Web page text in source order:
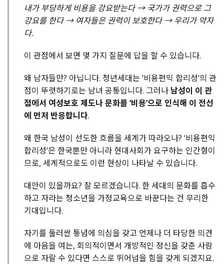
내가 부당하게 비용을 강요받는다 → 국가가 권력으로 그
강요를 한다 → 여자들은 권력이 보호한다 → 우리가 약자
다.
이 관점에서 보면 몇 가지 질문에 답을 할 수 있습니다.
왜 남자들만? 아닙니다. 청년세대는 ‘비용편익 합리성’의 관
점이 뚜렷하기로는 남녀 공통입니다. 그러나 남성이 이 관
점에서 여성보호 제도나 문화를 ‘비용’으로 인식해 이 전선
에 먼저 반응합니다.
왜 한국 남성이 선도한 흐름을 세계가 따라오나? ‘비용편익
합리성’은 한국뿐만 아니라 현대사회가 요구하는 인간형이
므로, 세계적으로도 이런 현상이 나타날 수 있습니다.
대안이 있을까요? 잘 모르겠습니다. 한 세대의 문화를 흡수
하고 자라는 청소년을 가정교육으로 바꾼다는 건 무리한
기대입니다.
자기를 둘러싼 통념에 의심을 갖고 언제나 더 타당한 의견
에 마음을 여는, 회의적이면서 개방적인 정신을 갖춘 사람
으로 자랄 수 있다면 스스로 뛰어넘을 힘을 갖게 되겠지요.